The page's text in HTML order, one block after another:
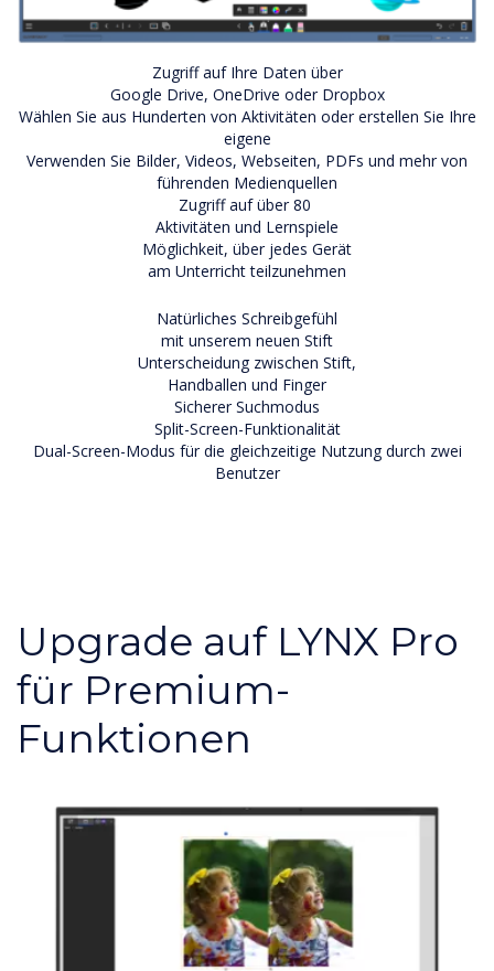
Zugriff auf Ihre Daten über
Google Drive, OneDrive oder Dropbox
Wählen Sie aus Hunderten von Aktivitäten oder erstellen Sie Ihre
eigene
Verwenden Sie Bilder, Videos, Webseiten, PDFs und mehr von
führenden Medienquellen
Zugriff auf über 80
Aktivitäten und Lernspiele
Möglichkeit, über jedes Gerät
am Unterricht teilzunehmen
Natürliches Schreibgefühl
mit unserem neuen Stift
Unterscheidung zwischen Stift,
Handballen und Finger
Sicherer Suchmodus
Split-Screen-Funktionalität
Dual-Screen-Modus für die gleichzeitige Nutzung durch zwei
Benutzer
Upgrade auf LYNX Pro
für Premium-
Funktionen